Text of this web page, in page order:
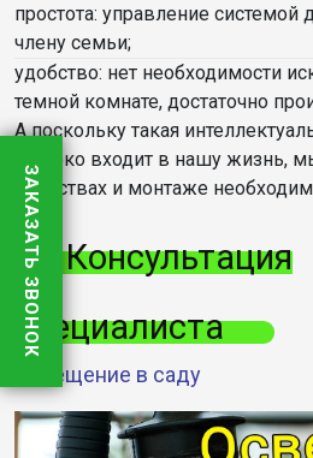
простота: управление
члену семьи;
удобство: нет необходимости
темной комнате, достаточно
А поскольку такая
широко входит в нашу жизнь,
свойствах и монтаже
Консультация
специалиста
Освещение в саду
ЗАКАЗАТЬ ЗВОНОК